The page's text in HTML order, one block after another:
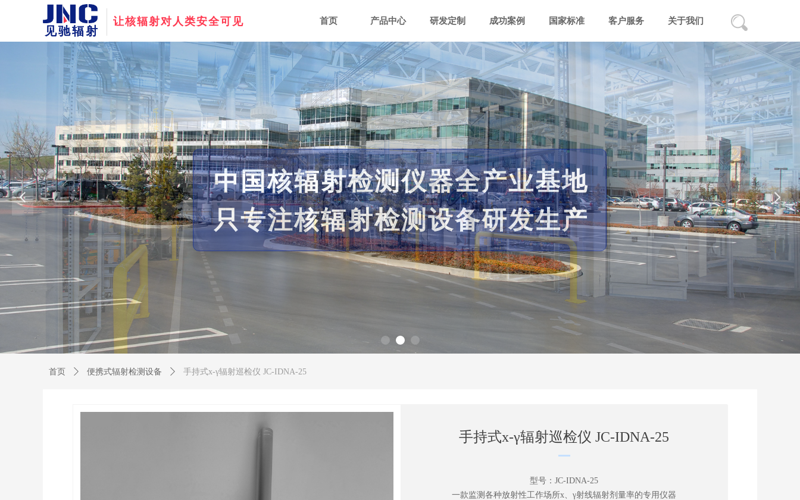
首页 产品中心 研发定制 成功案例 国家标准 客户服务 关于我们
见驰辐射
让核辐射对人类安全可见
首页 ꄲ 便携式辐射检测设备 ꄲ 手持式х-γ辐射巡检仪 JC-IDNA-25
手持式х-γ辐射巡检仪 JC-IDNA-25
型号：JC-IDNA-25
一款监测各种放射性工作场所х、γ射线辐射剂量率的专用仪器
服务于中国2万多家客户
高品质产品远销国际市场
넳 넲